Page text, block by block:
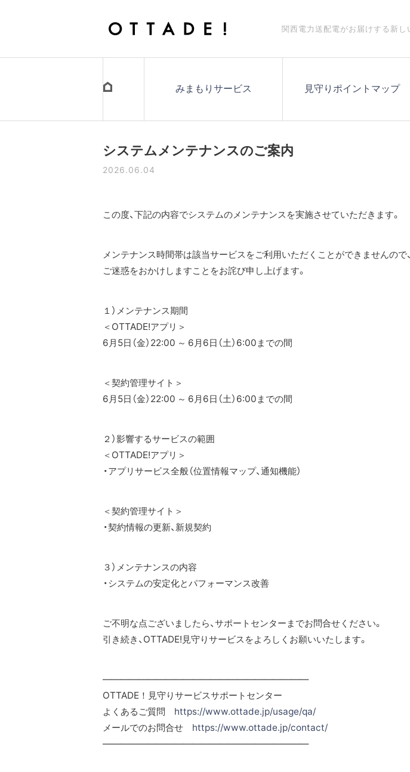
関西電力送配電がお届けする 新し
みまもりサービス 見守りポイントマップ
システムメンテナンスのご案内
2026.06.04
この度、下記の内容でシステムのメンテナンスを実施させていただきます。
メンテナンス時間帯は該当サービスをご利用いただくことができませんので
ご迷惑をおかけしますことをお詫び申し上げます。
１）メンテナンス期間
＜OTTADE!アプリ＞
6月5日（金）22:00 ～ 6月6日（土）6:00までの間
＜契約管理サイト＞
6月5日（金）22:00 ～ 6月6日（土）6:00までの間
２）影響するサービスの範囲
＜OTTADE!アプリ＞
・アプリサービス全般（位置情報マップ、通知機能）
＜契約管理サイト＞
・契約情報の更新、新規契約
３）メンテナンスの内容
・システムの安定化とパフォーマンス改善
ご不明な点ございましたら、サポートセンターまでお問合せください。
引き続き、OTTADE!見守りサービスをよろしくお願いいたします。
———————————————————————
OTTADE！見守りサービスサポートセンター
よくあるご質問 https://www.ottade.jp/usage/qa/
メールでのお問合せ https://www.ottade.jp/contact/
———————————————————————